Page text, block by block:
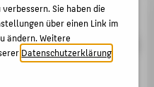
to Digitally
Print from
Sie haben die
über einen Link im
ändern. Weitere
Datenschutzerklärung